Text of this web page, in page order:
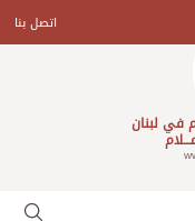
اتصل بنا
في لبنان